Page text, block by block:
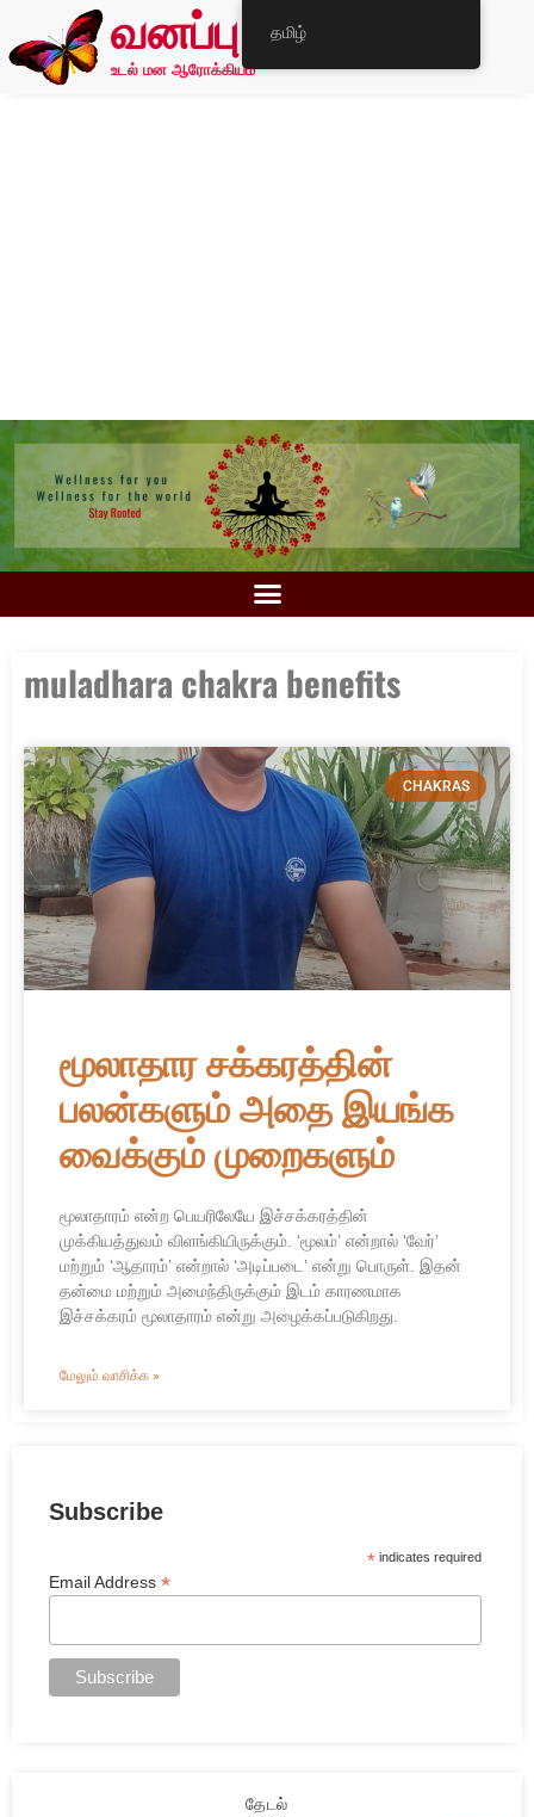
வனப்பு
உடல் மன ஆரோக்கியம்
muladhara chakra benefits
CHAKRAS
மூலாதார சக்கரத்தின்
பலன்களும் அதை இயங்க
வைக்கும் முறைகளும்
மூலாதாரம் என்ற பெயரிலேயே இச்சக்கரத்தின்
முக்கியத்துவம் விளங்கியிருக்கும். ‘மூலம்’ என்றால் ‘வேர்’
மற்றும் ‘ஆதாரம்’ என்றால் ‘அடிப்படை’ என்று பொருள். இதன்
தன்மை மற்றும் அமைந்திருக்கும் இடம் காரணமாக
இச்சக்கரம் மூலாதாரம் என்று அழைக்கப்படுகிறது.
மேலும் வாசிக்க »
Subscribe
*indicates required
Email Address *
தேடல்
தமிழ்